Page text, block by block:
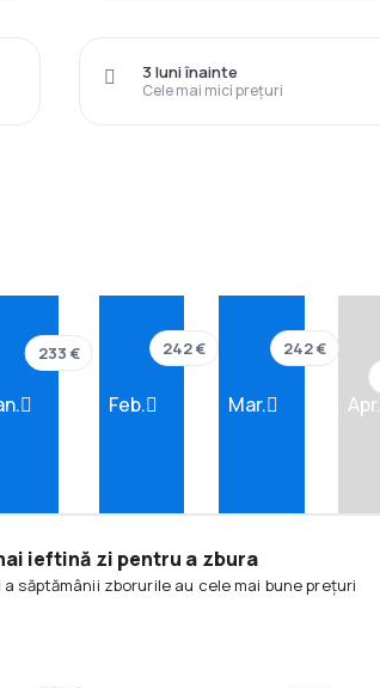
Cele mai mici prețuri
3 luni înainte
233 €
Feb.
242 €
Mar.
242 €
Apr.
ieftină zi pentru a zbura
a săptămânii zborurile au cele mai bune prețuri